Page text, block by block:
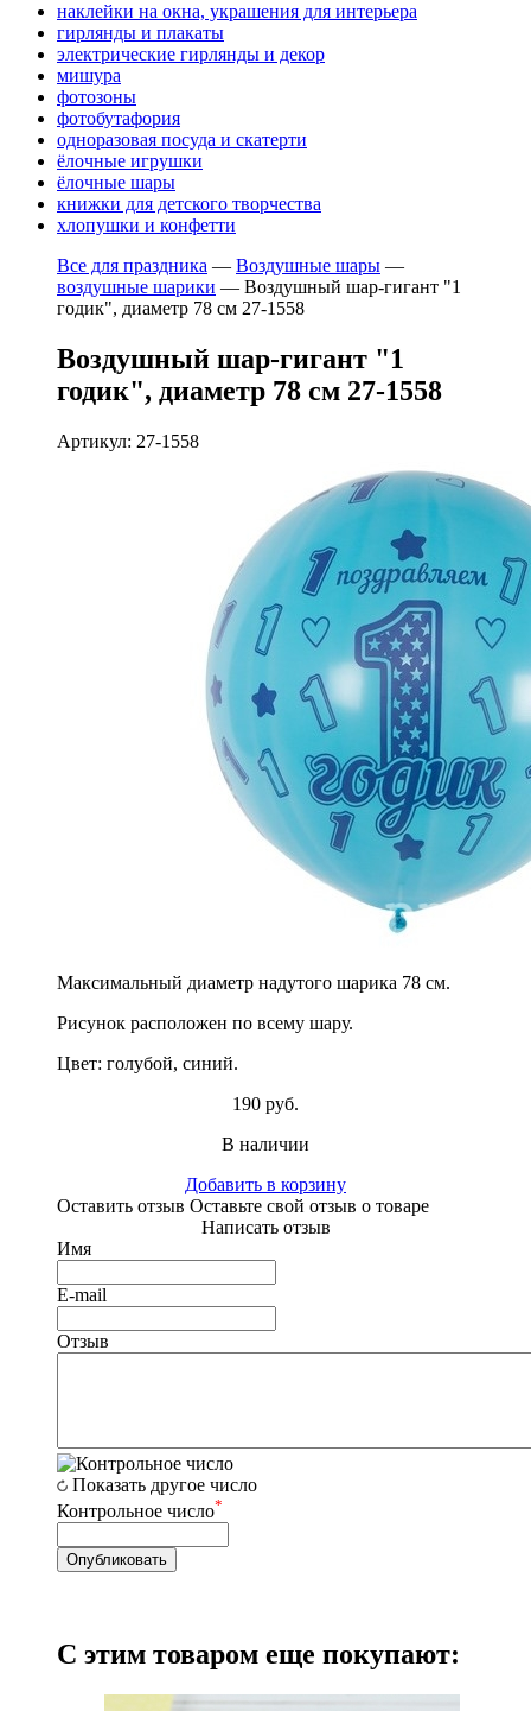
наклейки на окна, украшения для интерьера
гирлянды и плакаты
электрические гирлянды и декор
мишура
фотозоны
фотобутафория
одноразовая посуда и скатерти
ёлочные игрушки
ёлочные шары
книжки для детского творчества
хлопушки и конфетти
Все для праздника — Воздушные шары —
воздушные шарики — Воздушный шар-гигант "1
годик", диаметр 78 см 27-1558
Воздушный шар-гигант "1
годик", диаметр 78 см 27-1558
Артикул: 27-1558
Максимальный диаметр надутого шарика 78 см.
Рисунок расположен по всему шару.
Цвет: голубой, синий.
190 руб.
В наличии
Добавить в корзину
Оставить отзыв Оставьте свой отзыв о товаре
Написать отзыв
Имя
E-mail
Отзыв
Показать другое число
Контрольное число*
С этим товаром еще покупают: